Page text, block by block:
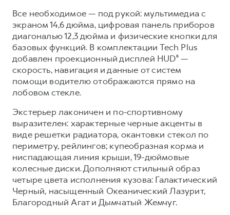
Все необходимое — под рукой: мультимедиа с
экраном 14,6 дюйма, цифровая панель приборов
диагональю 12,3 дюйма и физические кнопки для
базовых функций. В комплектации Tech Plus
добавлен проекционный дисплей HUD⁶ —
скорость, навигация и данные от систем
помощи водителю отображаются прямо на
лобовом стекле.
Экстерьер лаконичен и по-спортивному
выразителен: характерные черные акценты в
виде решетки радиатора, окантовки стекол по
периметру, рейлингов; купеобразная корма и
ниспадающая линия крыши, 19-дюймовые
колесные диски. Дополняют стильный образ
четыре цвета исполнения кузова: Галактический
Черный, насыщенный Океанический Лазурит,
Благородный Агат и Дымчатый Жемчуг.